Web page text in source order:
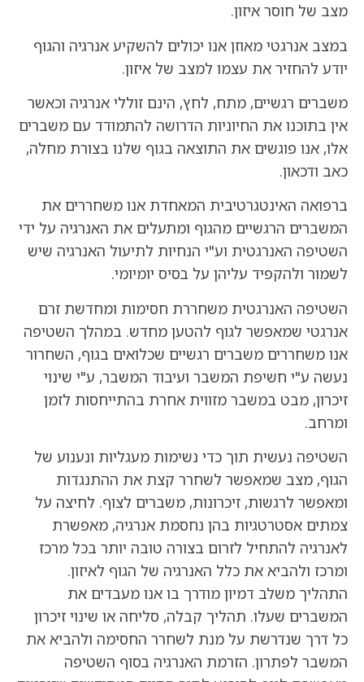
מצב של חוסר איזון.
במצב אנרגטי מאוזן אנו יכולים להשקיע אנרגיה והגוף
יודע להחזיר את עצמו למצב של איזון.
משברים רגשיים, מתח, לחץ, הינם זוללי אנרגיה וכאשר
אין בתוכנו את החיוניות הדרושה להתמודד עם משברים
אלו, אנו פוגשים את התוצאה בגוף שלנו בצורת מחלה,
כאב ודכאון.
ברפואה האינטגרטיבית המאחדת אנו משחררים את
המשברים הרגשיים מהגוף ומתעלים את האנרגיה על ידי
השטיפה האנרגטית וע"י הנחיות לתיעול האנרגיה שיש
לשמור ולהקפיד עליהן על בסיס יומיומי.
השטיפה האנרגטית משחררת חסימות ומחדשת זרם
אנרגטי שמאפשר לגוף להטען מחדש. במהלך השטיפה
אנו משחררים משברים רגשיים שכלואים בגוף, השחרור
נעשה ע"י חשיפת המשבר ועיבוד המשבר, ע"י שינוי
זיכרון, מבט במשבר מזווית אחרת בהתייחסות לזמן
ומרחב.
השטיפה נעשית תוך כדי נשימות מעגליות ונענוע של
הגוף, מצב שמאפשר לשחרר קצת את ההתנגדות
ומאפשר לרגשות, זיכרונות, משברים לצוף. לחיצה על
צמתים אסטרטגיות בהן נחסמת אנרגיה, מאפשרת
לאנרגיה להתחיל לזרום בצורה טובה יותר בכל מרכז
ומרכז ולהביא את כלל האנרגיה של הגוף לאיזון.
התהליך משלב דמיון מודרך בו אנו מעבדים את
המשברים שעלו. תהליך קבלה, סליחה או שינוי זיכרון
כל דרך שנדרשת על מנת לשחרר החסימה ולהביא את
המשבר לפתרון. הזרמת האנרגיה בסוף השטיפה